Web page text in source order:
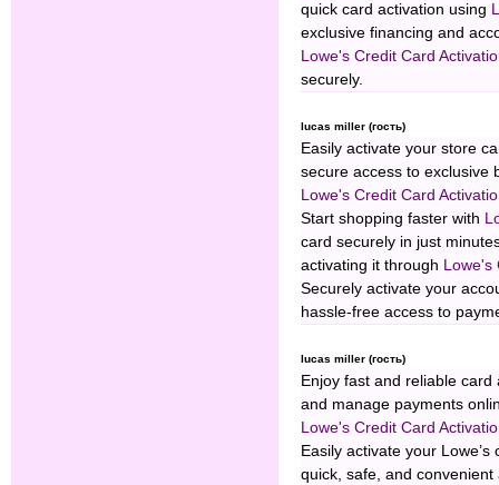
quick card activation using
exclusive financing and
Lowe's Credit Card
securely.
lucas miller (гость)
Easily activate your store
secure access to exclusive
Lowe's Credit Card
Start shopping faster with
card securely in just
activating it through Lowe's
Securely activate your
hassle-free access to
lucas miller (гость)
Enjoy fast and reliable
and manage payments
Lowe's Credit Card
Easily activate your
quick, safe, and